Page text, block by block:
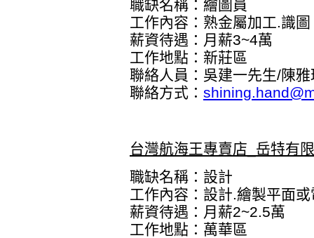
職缺名稱：繪圖員
工作內容：熟金屬加工.識圖
薪資待遇：月薪3~4萬
工作地點：新莊區
聯絡人員：吳建一先生/陳
聯絡方式：
台灣航海王專賣店_岳特有
職缺名稱：設計
工作內容：設計.繪製平面
薪資待遇：月薪2~2.5萬
工作地點：萬華區